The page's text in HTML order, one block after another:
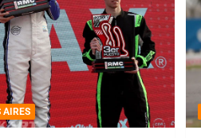
AIRES